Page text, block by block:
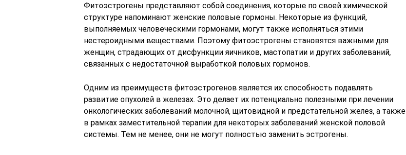
Фитоэстрогены представляют собой соединения, которые по своей химической
структуре напоминают женские половые гормоны. Некоторые из функций,
выполняемых человеческими гормонами, могут также исполняться этими
нестероидными веществами. Поэтому фитоэстрогены становятся важными для
женщин, страдающих от дисфункции яичников, мастопатии и других заболеваний,
связанных с недостаточной выработкой половых гормонов.
Одним из преимуществ фитоэстрогенов является их способность подавлять
развитие опухолей в железах. Это делает их потенциально полезными при лечении
онкологических заболеваний молочной, щитовидной и предстательной желез, а также
в рамках заместительной терапии для некоторых заболеваний женской половой
системы. Тем не менее, они не могут полностью заменить эстрогены.